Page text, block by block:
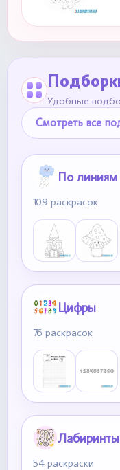
Удобные
Смотреть все
По линиям
109 раскрасок
Цифры
76 раскрасок
Лабиринты
54 раскраски